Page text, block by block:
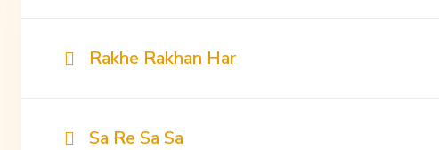
Rakhe Rakhan Har
Sa Re Sa Sa